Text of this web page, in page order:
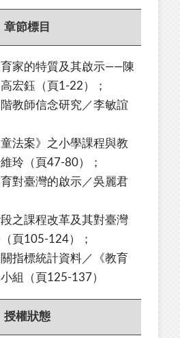
章節標目
家的特質及其啟示——陳
宏鈺（頁1-22）；
教師信念研究／李敏誼
法案》之小學課程與教
玲（頁47-80）；
對臺灣的啟示／吳麗君
之課程改革及其對臺灣
頁105-124）；
指標統計資料／《教育
組（頁125-137）
授權狀態